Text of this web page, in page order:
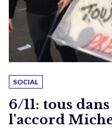
SOCIAL
6/11: tous
l'accord